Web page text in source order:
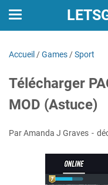
Accueil /Games /Sport
Télécharger
MOD (Astuce)
Par Amanda J Graves